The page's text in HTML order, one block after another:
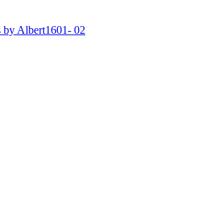
by Albert1601- 02